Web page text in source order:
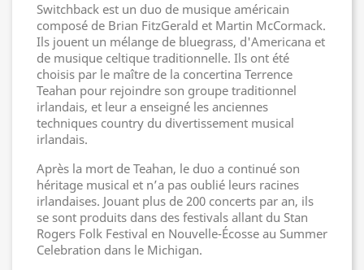
Switchback est un duo de musique américain
composé de Brian FitzGerald et Martin McCormack.
Ils jouent un mélange de bluegrass, d'Americana et
de musique celtique traditionnelle. Ils ont été
choisis par le maître de la concertina Terrence
Teahan pour rejoindre son groupe traditionnel
irlandais, et leur a enseigné les anciennes
techniques country du divertissement musical
irlandais.
Après la mort de Teahan, le duo a continué son
héritage musical et n’a pas oublié leurs racines
irlandaises. Jouant plus de 200 concerts par an, ils
se sont produits dans des festivals allant du Stan
Rogers Folk Festival en Nouvelle-Écosse au Summer
Celebration dans le Michigan.